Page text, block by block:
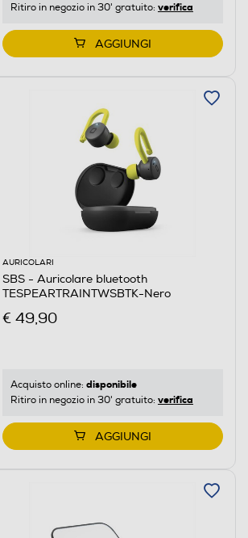
Ritiro in negozio in 30' gratuito: verifica
AGGIUNGI
AURICOLARI
SBS - Auricolare bluetooth
TESPEARTRAINTWSBTK-Nero
€ 49,90
Acquisto online: disponibile
Ritiro in negozio in 30' gratuito: verifica
AGGIUNGI